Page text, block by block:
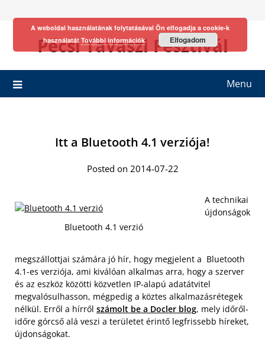
Pécsi Tavaszi Fesztivál
Menu
Itt a Bluetooth 4.1 verziója!
Posted on 2014-07-22
Bluetooth 4.1 verzió
A technikai
újdonságok
megszállottjai számára jó hír, hogy megjelent a Bluetooth
4.1-es verziója, ami kiválóan alkalmas arra, hogy a szerver
és az eszköz közötti közvetlen IP-alapú adatátvitel
megvalósulhasson, mégpedig a köztes alkalmazásrétegek
nélkül. Erről a hírről számolt be a Docler blog, mely időről-
időre górcső alá veszi a területet érintő legfrissebb híreket,
újdonságokat.
A weboldal használatának folytatásával Ön elfogadja a cookie-k
használatát További információk Elfogadom